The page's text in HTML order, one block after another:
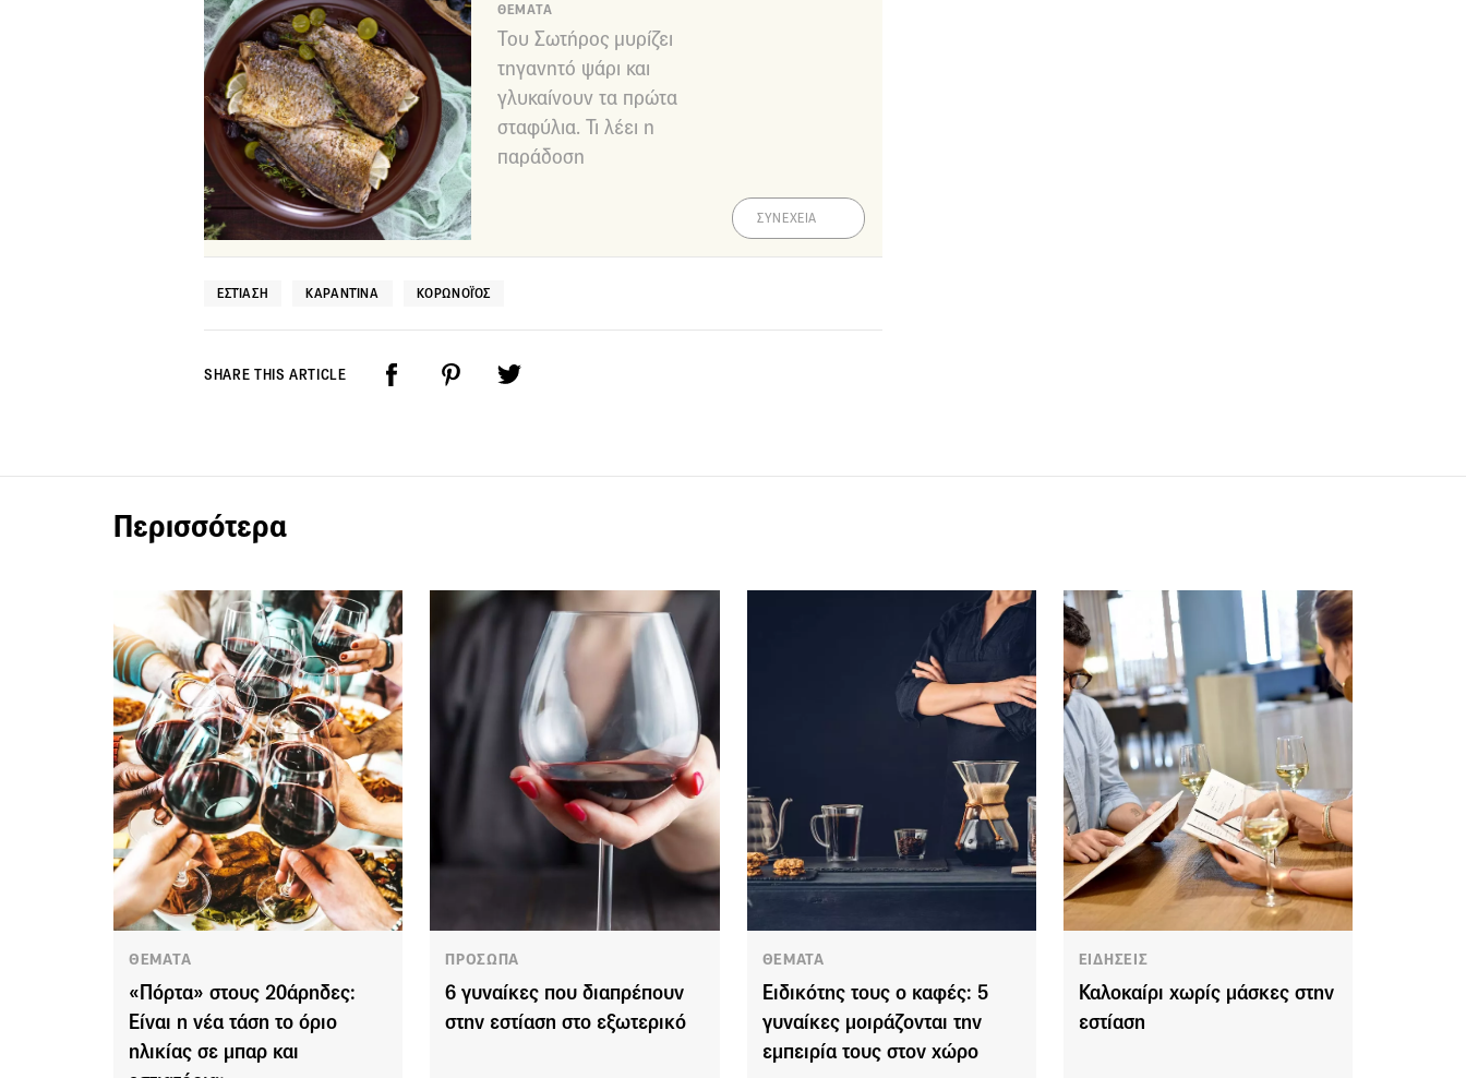
ΘΕΜΑΤΑ
Του Σωτήρος μυρίζει
τηγανητό ψάρι και
γλυκαίνουν τα πρώτα
σταφύλια. Τι λέει η
παράδοση
ΣΥΝΕΧΕΙΑ
ΕΣΤΊΑΣΗ ΚΑΡΑΝΤΊΝΑ ΚΟΡΩΝΟΪΌΣ
SHARE THIS ARTICLE
Περισσότερα
ΘΕΜΑΤΑ
«Πόρτα» στους 20άρηδες:
Είναι η νέα τάση το όριο
ηλικίας σε μπαρ και
ΠΡΟΣΩΠΑ
6 γυναίκες που διαπρέπουν
στην εστίαση στο εξωτερικό
ΘΕΜΑΤΑ
Ειδικότης τους ο καφές: 5
γυναίκες μοιράζονται την
εμπειρία τους στον χώρο
ΕΙΔΗΣΕΙΣ
Καλοκαίρι χωρίς μάσκες στην
εστίαση